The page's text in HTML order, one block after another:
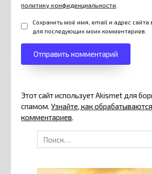
политику конфиденциальности
Сохранить моё имя, email и адрес сайта
для последующих моих комментариев.
Этот сайт использует Akismet для
спамом.Узнайте, как
комментариев.
Search
for: